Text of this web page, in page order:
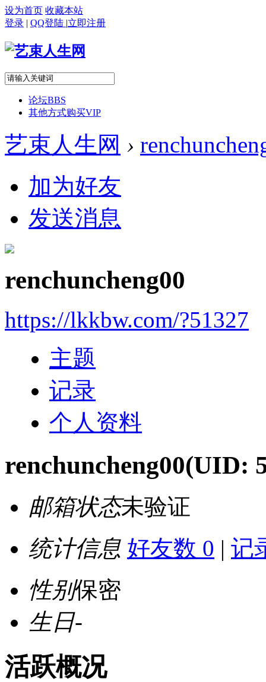
设为首页 收藏本站
登录 | QQ登陆 |立即注册
论坛BBS
其他方式购买VIP
艺束人生网 ›
加为好友
发送消息
renchuncheng00
https://lkkbw.com/?51327
主题
记录
个人资料
renchuncheng00(UID:
邮箱状态未验证
统计信息 好友数 0 | 记
性别保密
生日-
活跃概况